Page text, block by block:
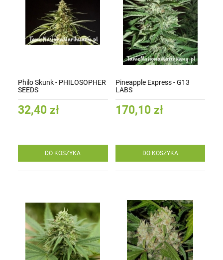
Philo Skunk - PHILOSOPHER
SEEDS
32,40 zł
DO KOSZYKA
Pineapple Express - G13
LABS
170,10 zł
DO KOSZYKA